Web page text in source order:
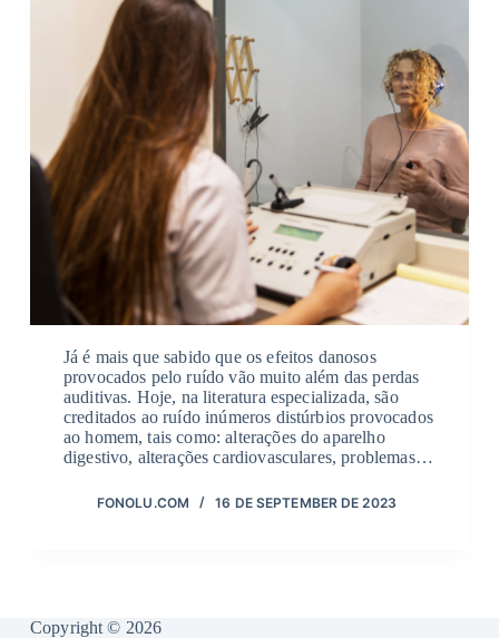
Já é mais que sabido que os efeitos danosos
provocados pelo ruído vão muito além das perdas
auditivas. Hoje, na literatura especializada, são
creditados ao ruído inúmeros distúrbios provocados
ao homem, tais como: alterações do aparelho
digestivo, alterações cardiovasculares, problemas…
FONOLU.COM 16 DE SEPTEMBER DE 2023
Copyright © 2026